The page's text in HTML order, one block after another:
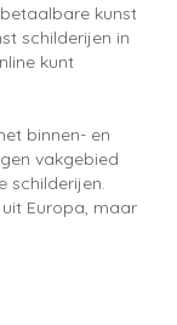
kunst
schilderijen in
kunt
binnen- en
vakgebied
schilderijen.
Europa, maar